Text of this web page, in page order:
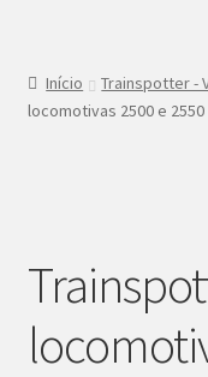
Início Trainspotter -
locomotivas 2500 e 2550